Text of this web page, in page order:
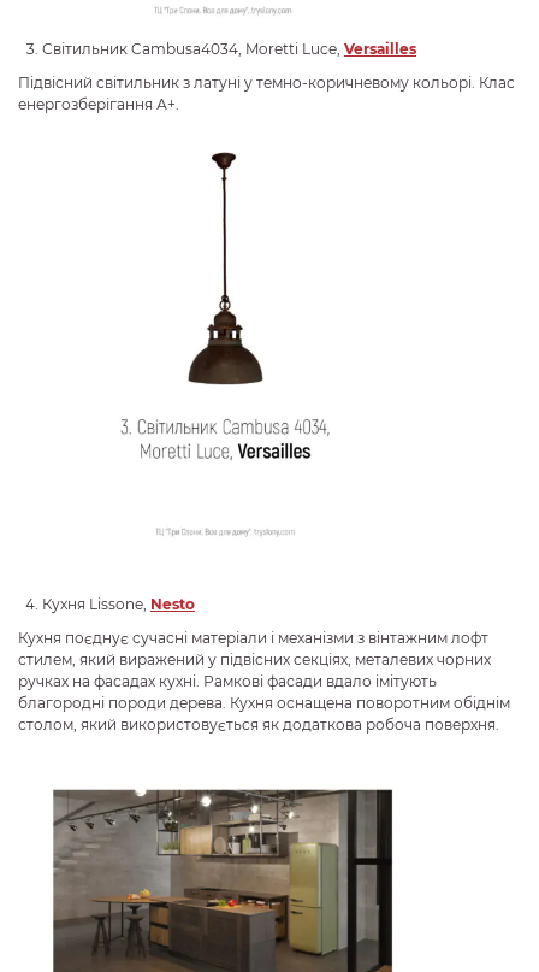
Світильник Cambusa4034, Moretti Luce, Versailles
Підвісний світильник з латуні у темно-коричневому кольорі. Клас
енергозберігання А+.
Кухня Lissone, Nesto
Кухня поєднує сучасні матеріали і механізми з вінтажним лофт
стилем, який виражений у підвісних секціях, металевих чорних
ручках на фасадах кухні. Рамкові фасади вдало імітують
благородні породи дерева. Кухня оснащена поворотним обіднім
столом, який використовується як додаткова робоча поверхня.